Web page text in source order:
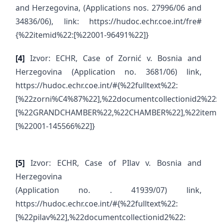
and Herzegovina, (Applications nos. 27996/06 and
34836/06), link: https://hudoc.echr.coe.int/fre#
{%22itemid%22:[%22001-96491%22]}
[4] Izvor: ECHR, Case of Zornić v. Bosnia and
Herzegovina (Application no. 3681/06) link,
https://hudoc.echr.coe.int/#{%22fulltext%22:
[%22001-145566%22]}
[5] Izvor: ECHR, Case of PIlav v. Bosnia and
Herzegovina
(Application no. . 41939/07) link,
https://hudoc.echr.coe.int/#{%22fulltext%22:
[%22pilav%22],%22documentcollectionid2%22: